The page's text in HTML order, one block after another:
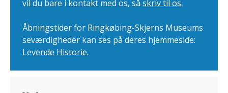
vil du bare i kontakt med os, så skriv til os.
Åbningstider for Ringkøbing-Skjerns Museums
seværdigheder kan ses på deres hjemmeside:
Levende Historie.